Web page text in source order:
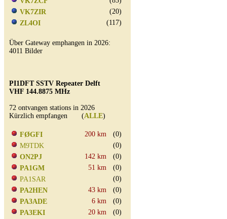
VK7ZIR
(20)
ZL4OI
(117)
Über Gateway emphangen in 2026:
4011 Bilder
PI1DFT SSTV Repeater Delft
VHF 144.8875 MHz
72 ontvangen stations in 2026
Kürzlich empfangen (ALLE)
FØGFI 200 km
(0)
M9TDK
(0)
ON2PJ
142 km
(0)
PA1GM
51 km
(0)
PA1SAR
(0)
PA2HEN
43 km
(0)
PA3ADE
6 km
(0)
PA3EKI
20 km
(0)